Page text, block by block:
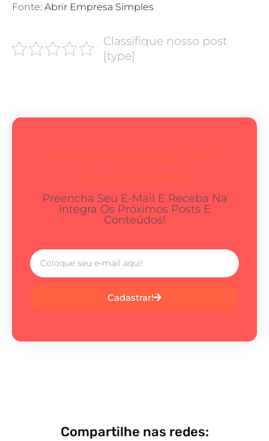
Fonte: Abrir Empresa Simples
Classifique nosso post
[type]
Preencha Seu E-Mail E Receba Na
Integra Os Próximos Posts E
Conteúdos!
Cadastrar!
Compartilhe nas redes: